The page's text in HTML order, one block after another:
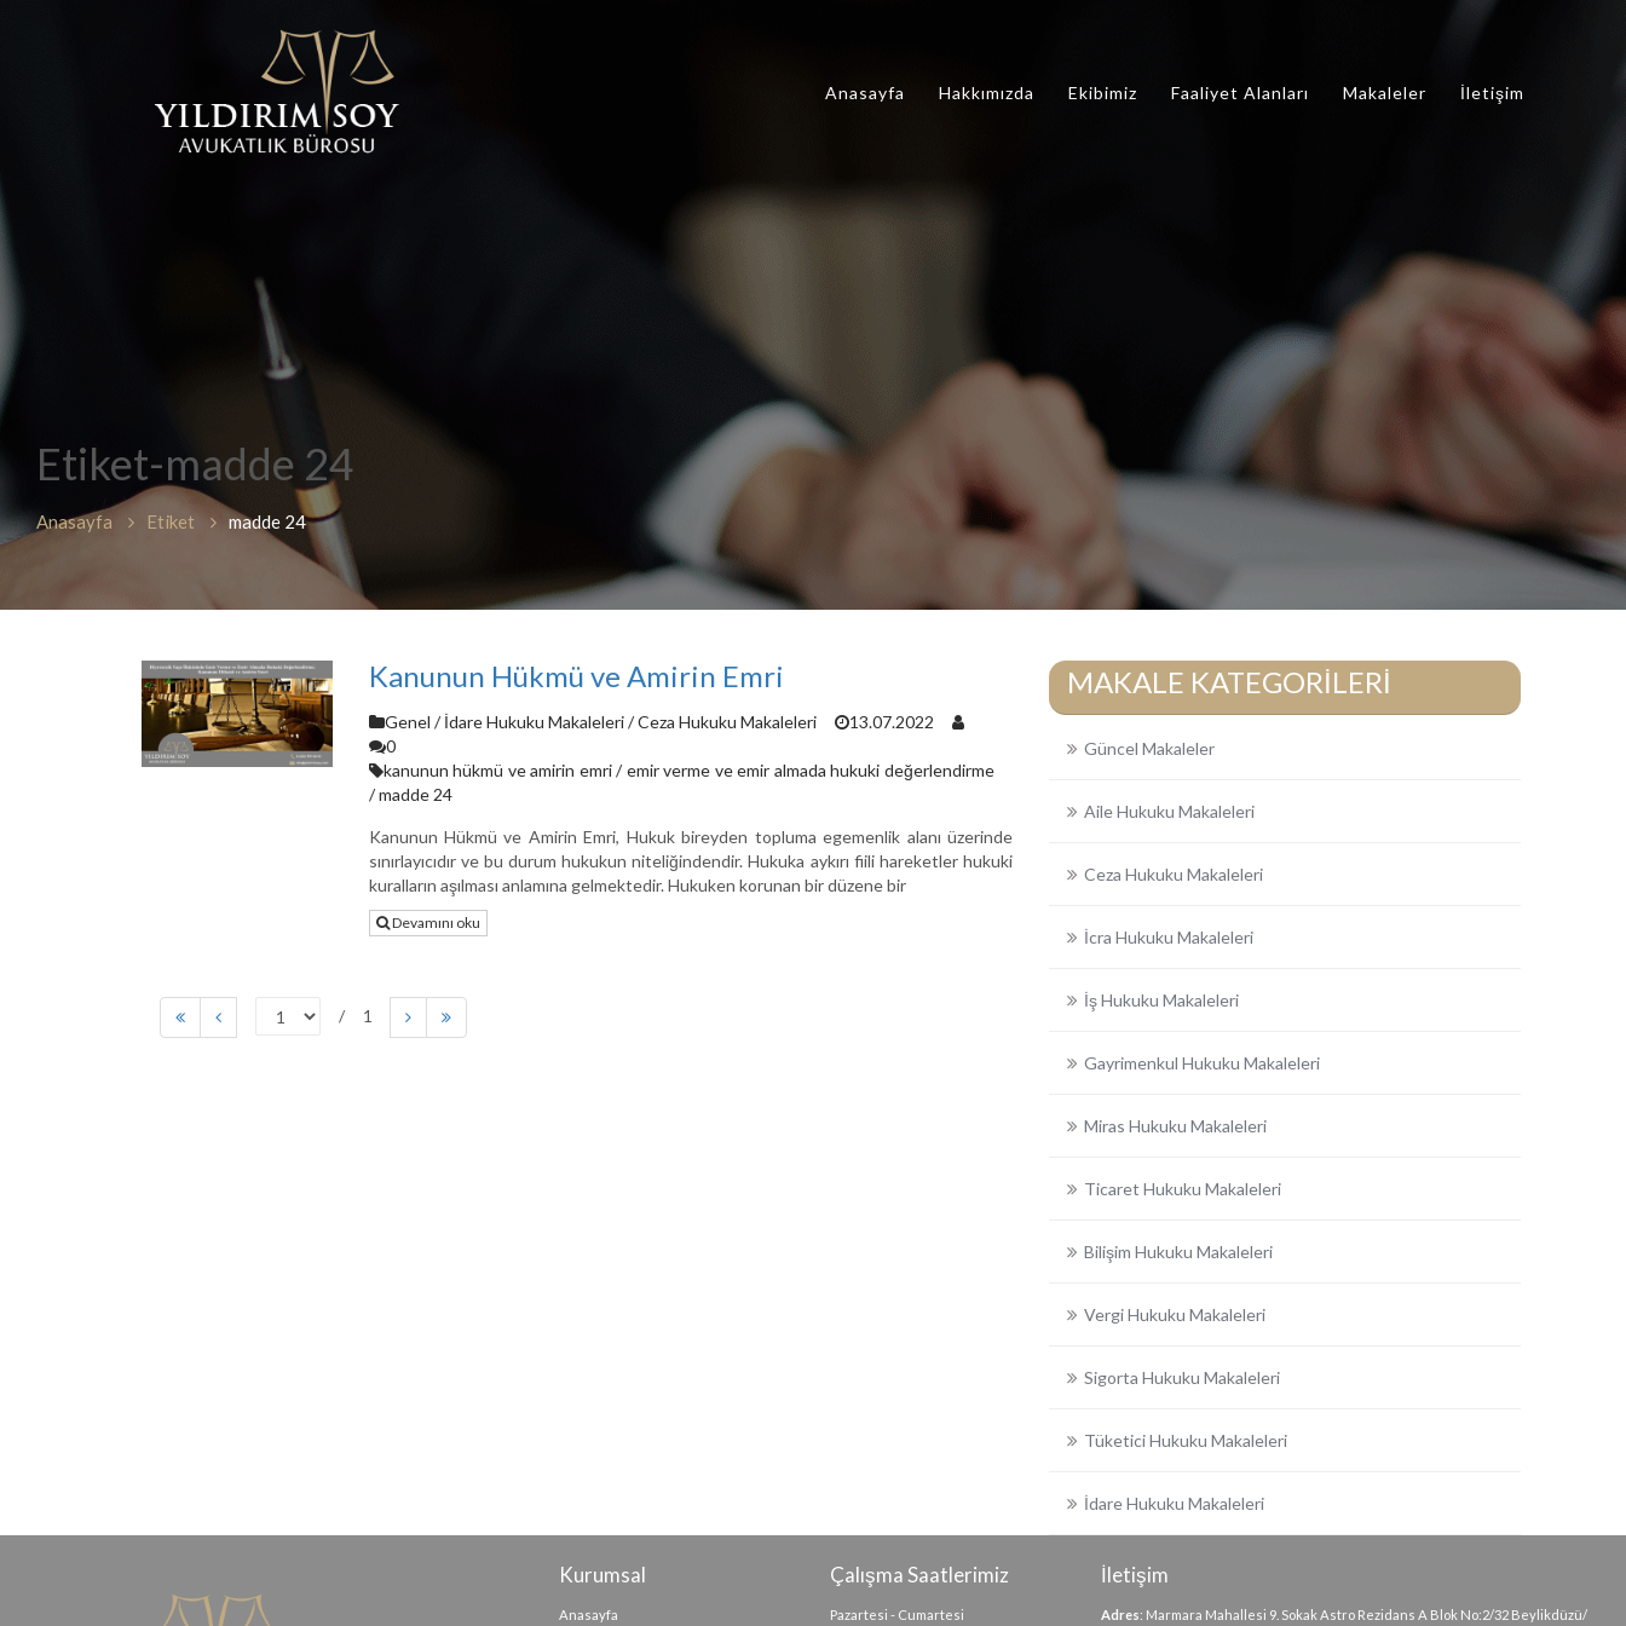
Anasayfa Hakkımızda Ekibimiz Faaliyet Alanları Makaleler İletişim
Etiket-madde 24
Anasayfa Etiket madde 24
Kanunun Hükmü ve Amirin Emri
Genel /İdare Hukuku Makaleleri/Ceza Hukuku Makaleleri
13.07.2022
0
kanunun hükmü ve amirin emri/emir verme ve emir almada hukuki değerlendirme
/madde 24
Kanunun Hükmü ve Amirin Emri, Hukuk bireyden topluma egemenlik alanı üzerinde
sınırlayıcıdır ve bu durum hukukun niteliğindendir. Hukuka aykırı fiili hareketler hukuki
kuralların aşılması anlamına gelmektedir. Hukuken korunan bir düzene bir
Devamını oku
1
MAKALE KATEGORİLERİ
Güncel Makaleler
Aile Hukuku Makaleleri
Ceza Hukuku Makaleleri
İcra Hukuku Makaleleri
İş Hukuku Makaleleri
Gayrimenkul Hukuku Makaleleri
Miras Hukuku Makaleleri
Ticaret Hukuku Makaleleri
Bilişim Hukuku Makaleleri
Vergi Hukuku Makaleleri
Sigorta Hukuku Makaleleri
Tüketici Hukuku Makaleleri
İdare Hukuku Makaleleri
Kurumsal
Anasayfa
Çalışma Saatlerimiz
Pazartesi - Cumartesi
İletişim
Adres: Marmara Mahallesi 9. Sokak Astro Rezidans A Blok No:2/32 Beylikdüzü/